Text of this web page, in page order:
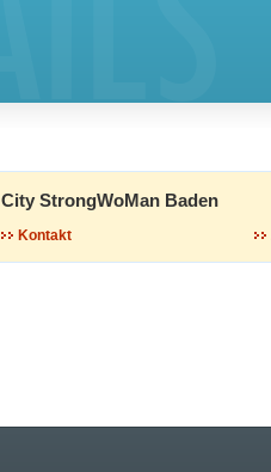
City StrongWoMan Baden
Kontakt